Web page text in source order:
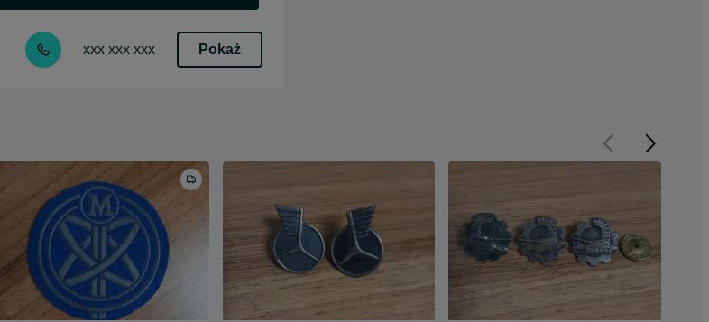
xxx xxx xxx Pokaż